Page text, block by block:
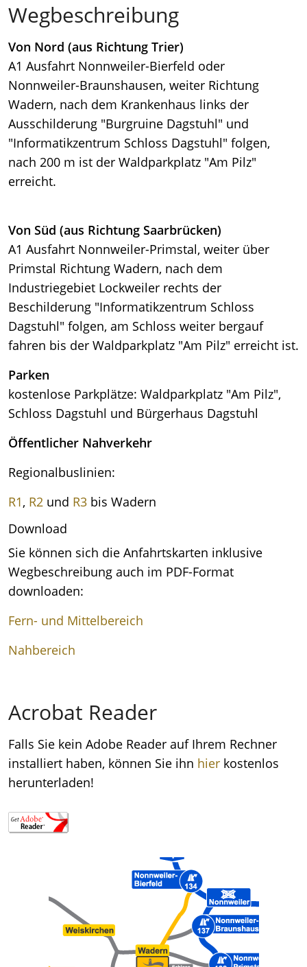
Wegbeschreibung
Von Nord (aus Richtung Trier)
A1 Ausfahrt Nonnweiler-Bierfeld oder
Nonnweiler-Braunshausen, weiter Richtung
Wadern, nach dem Krankenhaus links der
Ausschilderung "Burgruine Dagstuhl" und
"Informatikzentrum Schloss Dagstuhl" folgen,
nach 200 m ist der Waldparkplatz "Am Pilz"
erreicht.
Von Süd (aus Richtung Saarbrücken)
A1 Ausfahrt Nonnweiler-Primstal, weiter über
Primstal Richtung Wadern, nach dem
Industriegebiet Lockweiler rechts der
Beschilderung "Informatikzentrum Schloss
Dagstuhl" folgen, am Schloss weiter bergauf
fahren bis der Waldparkplatz "Am Pilz" erreicht ist.
Parken
kostenlose Parkplätze: Waldparkplatz "Am Pilz",
Schloss Dagstuhl und Bürgerhaus Dagstuhl
Öffentlicher Nahverkehr
Regionalbuslinien:
R1, R2 und R3 bis Wadern
Download
Sie können sich die Anfahrtskarten inklusive
Wegbeschreibung auch im PDF-Format
downloaden:
Fern- und Mittelbereich
Nahbereich
Acrobat Reader
Falls Sie kein Adobe Reader auf Ihrem Rechner
installiert haben, können Sie ihn hier kostenlos
herunterladen!